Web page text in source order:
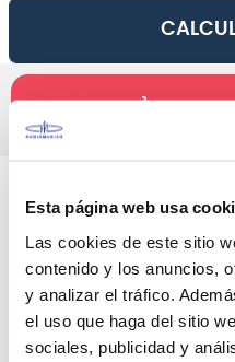
Esta página web usa
Las cookies de este sitio
contenido y los anuncios,
y analizar el tráfico.
el uso que haga del sitio
sociales, publicidad y
+51 977 624 112